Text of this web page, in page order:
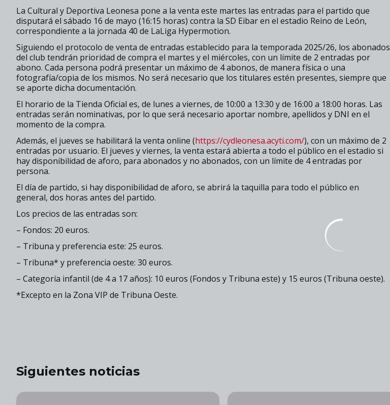
La Cultural y Deportiva Leonesa pone a la venta este martes las entradas para el partido que
disputará el sábado 16 de mayo (16:15 horas) contra la SD Eibar en el estadio Reino de León,
correspondiente a la jornada 40 de LaLiga Hypermotion.
Siguiendo el protocolo de venta de entradas establecido para la temporada 2025/26, los abonados
del club tendrán prioridad de compra el martes y el miércoles, con un límite de 2 entradas por
abono. Cada persona podrá presentar un máximo de 4 abonos, de manera física o una
fotografía/copia de los mismos. No será necesario que los titulares estén presentes, siempre que
se aporte dicha documentación.
El horario de la Tienda Oficial es, de lunes a viernes, de 10:00 a 13:30 y de 16:00 a 18:00 horas. Las
entradas serán nominativas, por lo que será necesario aportar nombre, apellidos y DNI en el
momento de la compra.
Además, el jueves se habilitará la venta online (https://cydleonesa.acyti.com/), con un máximo de 2
entradas por usuario. El jueves y viernes, la venta estará abierta a todo el público en el estadio si
hay disponibilidad de aforo, para abonados y no abonados, con un límite de 4 entradas por
persona.
El día de partido, si hay disponibilidad de aforo, se abrirá la taquilla para todo el público en
general, dos horas antes del partido.
Los precios de las entradas son:
– Fondos: 20 euros.
– Tribuna y preferencia este: 25 euros.
– Tribuna* y preferencia oeste: 30 euros.
– Categoría infantil (de 4 a 17 años): 10 euros (Fondos y Tribuna este) y 15 euros (Tribuna oeste).
*Excepto en la Zona VIP de Tribuna Oeste.
Siguientes noticias